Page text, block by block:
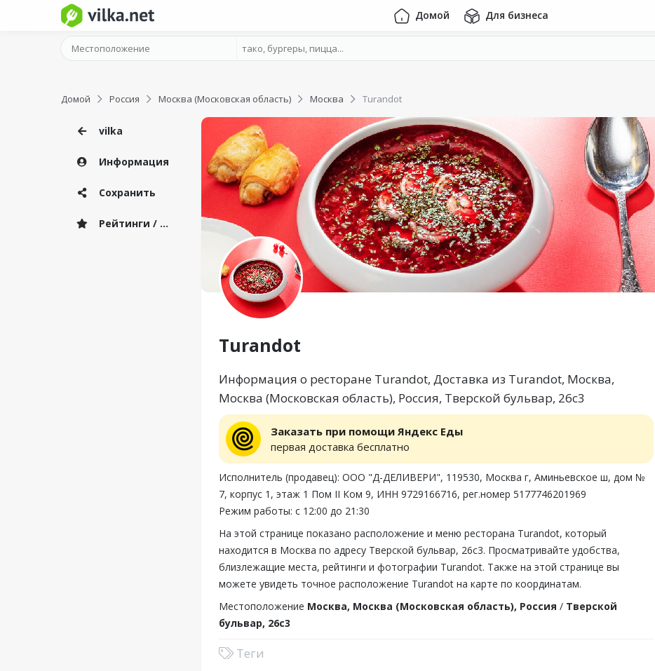
Домой Для бизнеса
Домой Россия Москва (Московская область) Москва Turandot
vilka
Информация
Сохранить
Рейтинги / Отзывы
Turandot
Информация о ресторане Turandot, Доставка из Turandot, Москва,
Москва (Московская область), Россия, Тверской бульвар, 26с3
Заказать при помощи Яндекс Еды
первая доставка бесплатно
Исполнитель (продавец): ООО "Д-ДЕЛИВЕРИ", 119530, Москва г, Аминьевское ш, дом №
7, корпус 1, этаж 1 Пом II Ком 9, ИНН 9729166716, рег.номер 5177746201969
Режим работы: с 12:00 до 21:30
На этой странице показано расположение и меню ресторана Turandot, который
находится в Москва по адресу Тверской бульвар, 26с3. Просматривайте удобства,
близлежащие места, рейтинги и фотографии Turandot. Также на этой странице вы
можете увидеть точное расположение Turandot на карте по координатам.
Местоположение Москва, Москва (Московская область), Россия / Тверской
бульвар, 26с3
Теги